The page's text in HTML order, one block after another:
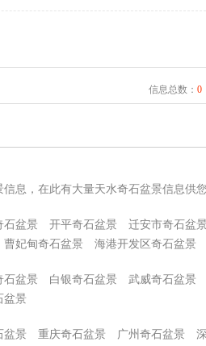
信息总数： 0
息，在此有大量天水奇石盆景信息供
石盆景 开平奇石盆景 迁安市奇石盆景
曹妃甸奇石盆景 海港开发区奇石盆景
石盆景 白银奇石盆景 武威奇石盆景
盆景
盆景 重庆奇石盆景 广州奇石盆景